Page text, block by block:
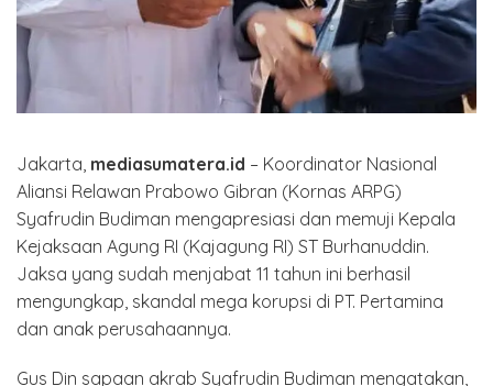
Jakarta, mediasumatera.id – Koordinator Nasional
Aliansi Relawan Prabowo Gibran (Kornas ARPG)
Syafrudin Budiman mengapresiasi dan memuji Kepala
Kejaksaan Agung RI (Kajagung RI) ST Burhanuddin.
Jaksa yang sudah menjabat 11 tahun ini berhasil
mengungkap, skandal mega korupsi di PT. Pertamina
dan anak perusahaannya.
Gus Din sapaan akrab Syafrudin Budiman mengatakan,